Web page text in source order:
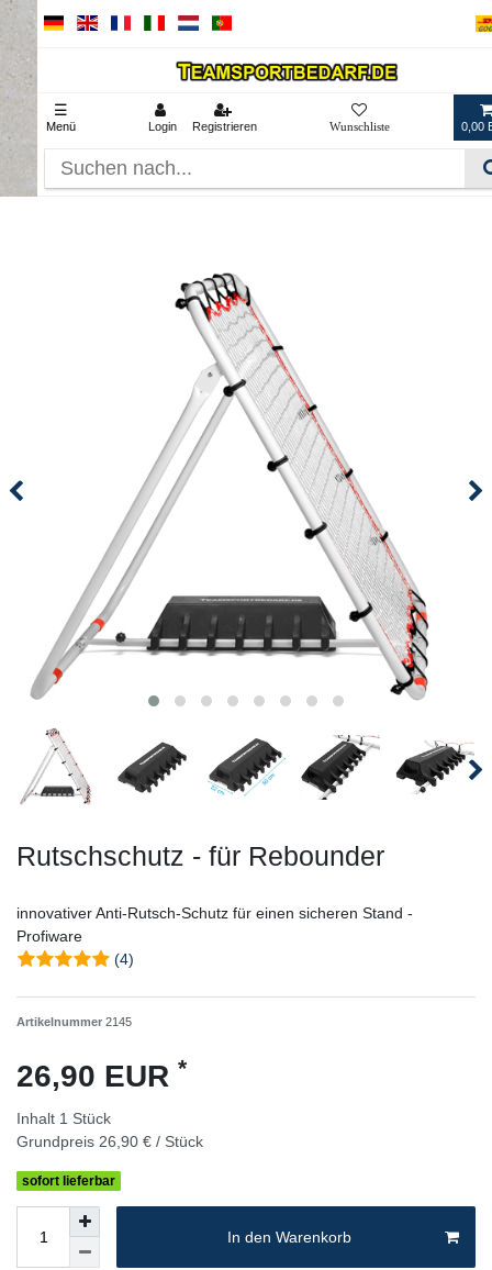
☰
Menü Login Registrieren 0,00
Rutschschutz - für Rebounder
innovativer Anti-Rutsch-Schutz für einen sicheren Stand -
Profiware
(4)
Artikelnummer 2145
26,90 EUR *
Inhalt 1 Stück
Grundpreis 26,90 € / Stück
sofort lieferbar
In den Warenkorb